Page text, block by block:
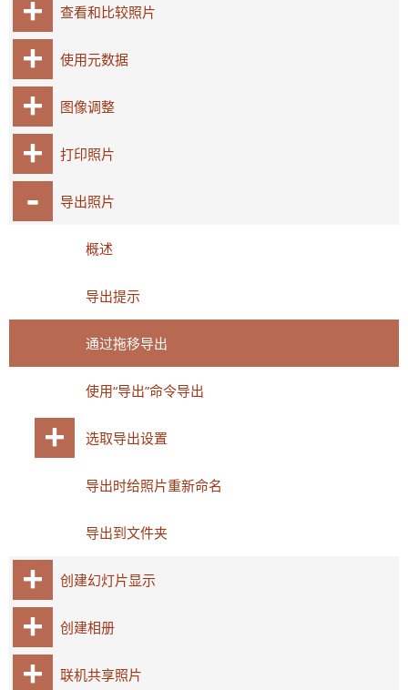
查看和比较照片
使用元数据
图像调整
打印照片
导出照片
概述
导出提示
通过拖移导出
使用“导出”命令导出
选取导出设置
导出时给照片重新命名
导出到文件夹
创建幻灯片显示
创建相册
联机共享照片